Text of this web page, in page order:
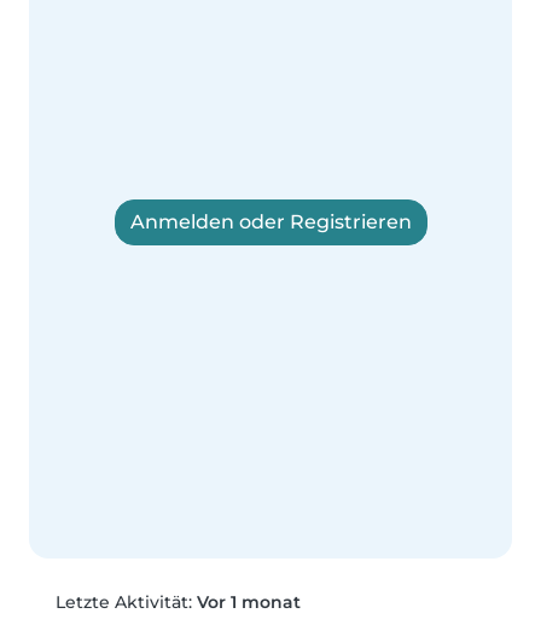
Anmelden oder Registrieren
Letzte Aktivität: Vor 1 monat